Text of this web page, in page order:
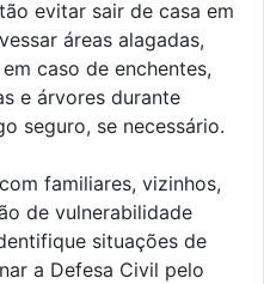
evitar sair de casa em
áreas alagadas,
caso de enchentes,
e árvores durante
seguro, se necessário.
familiares, vizinhos,
de vulnerabilidade
situações de
a Defesa Civil pelo